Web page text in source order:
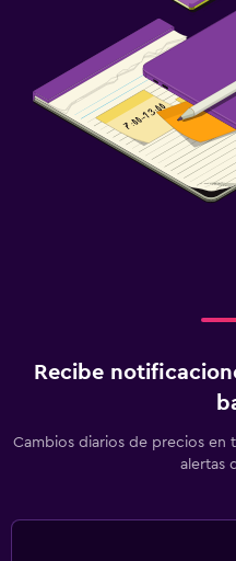
Recibe
Cambios diarios de precios en
alertas